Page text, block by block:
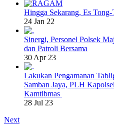
Hingga Sekarang, Es
24 Jan 22
Sinergi, Personel Polsek
dan Patroli Bersama
30 Apr 23
Lakukan Pengamanan
Samban Jaya, PLH
Kamtibmas
28 Jul 23
Next